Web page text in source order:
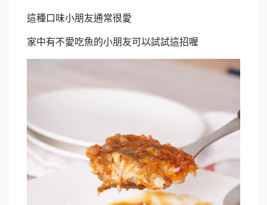
這種口味小朋友通常很愛
家中有不愛吃魚的小朋友可以試試這招喔